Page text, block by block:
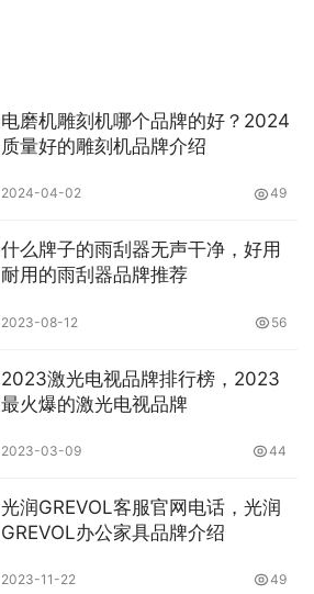
电磨机雕刻机哪个品牌的好？2024
质量好的雕刻机品牌介绍
2024-04-02 49
什么牌子的雨刮器无声干净，好用
耐用的雨刮器品牌推荐
2023-08-12 56
2023激光电视品牌排行榜，2023
最火爆的激光电视品牌
2023-03-09 44
光润GREVOL客服官网电话，光润
GREVOL办公家具品牌介绍
2023-11-22 49